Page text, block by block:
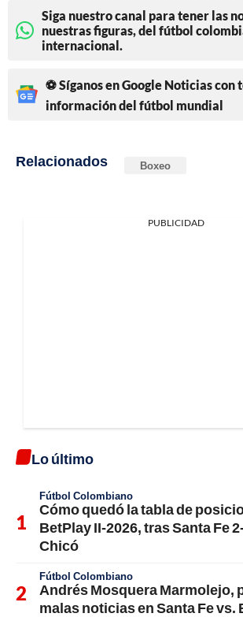
Siga nuestro canal para tener las
nuestras figuras, del fútbol
internacional.
⚽ Síganos en Google Noticias con
información del fútbol mundial
Relacionados Boxeo
PUBLICIDAD
Lo último
Fútbol Colombiano
Cómo quedó la tabla de
BetPlay II-2026, tras Santa Fe
Chicó
Fútbol Colombiano
Andrés Mosquera Marmolejo,
malas noticias en Santa Fe vs.